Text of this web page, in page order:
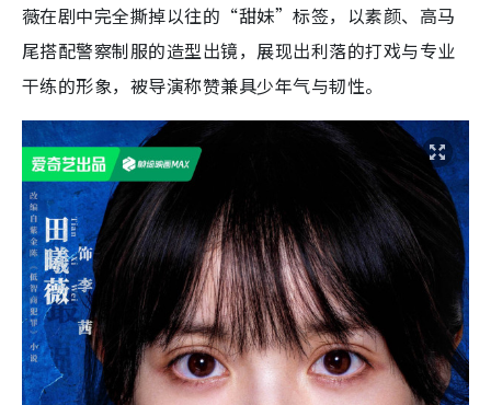
薇在剧中完全撕掉以往的“甜妹”标签，以素颜、高马
尾搭配警察制服的造型出镜，展现出利落的打戏与专业
干练的形象，被导演称赞兼具少年气与韧性。